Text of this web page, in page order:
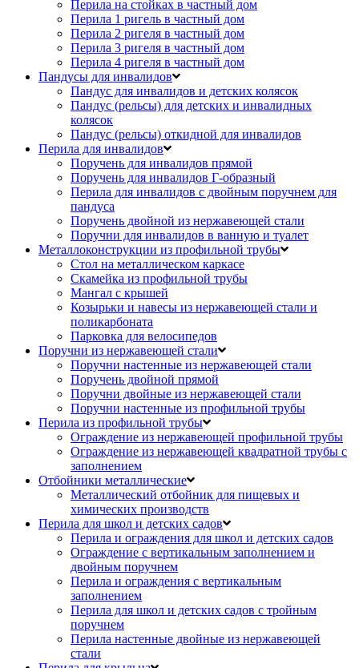
Перила на стойках в частный дом
Перила 1 ригель в частный дом
Перила 2 ригеля в частный дом
Перила 3 ригеля в частный дом
Перила 4 ригеля в частный дом
Пандусы для инвалидов
Пандус для инвалидов и детских колясок
Пандус (рельсы) для детских и инвалидных
колясок
Пандус (рельсы) откидной для инвалидов
Перила для инвалидов
Поручень для инвалидов прямой
Поручень для инвалидов Г-образный
Перила для инвалидов с двойным поручнем для
пандуса
Поручень двойной из нержавеющей стали
Поручни для инвалидов в ванную и туалет
Металлоконструкции из профильной трубы
Стол на металлическом каркасе
Скамейка из профильной трубы
Мангал с крышей
Козырьки и навесы из нержавеющей стали и
поликарбоната
Парковка для велосипедов
Поручни из нержавеющей стали
Поручни настенные из нержавеющей стали
Поручень двойной прямой
Поручни двойные из нержавеющей стали
Поручни настенные из профильной трубы
Перила из профильной трубы
Ограждение из нержавеющей профильной трубы
Ограждение из нержавеющей квадратной трубы с
заполнением
Отбойники металлические
Металлический отбойник для пищевых и
химических производств
Перила для школ и детских садов
Перила и ограждения для школ и детских садов
Ограждение с вертикальным заполнением и
двойным поручнем
Перила и ограждения с вертикальным
заполнением
Перила для школ и детских садов с тройным
поручнем
Перила настенные двойные из нержавеющей
стали